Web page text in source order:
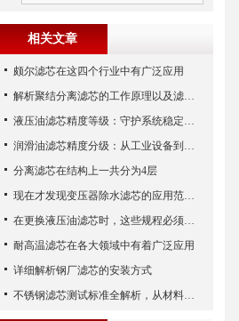
相关文章
颇尔滤芯在这四个行业中有广泛应用
解析聚结分离滤芯的工作原理以及滤材制作
液压油滤芯精度等级：守护系统稳定与寿命的“微米标尺”
润滑油滤芯精度分级：从工业设备到精密系统的过滤密码
分离滤芯在结构上一共分为4层
现在才发现变压器除水滤芯的应用范围如此之广
在更换液压油滤芯时，这些规程必须遵守
耐高温滤芯在各大领域中有着广泛应用
详细解析钢厂滤芯的安装方式
不锈钢滤芯测试标准全解析，从材料性能到应用场景的严苛验证